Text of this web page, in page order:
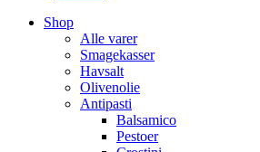
Shop
Alle varer
Smagekasser
Havsalt
Olivenolie
Antipasti
Balsamico
Pestoer